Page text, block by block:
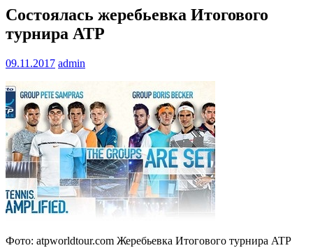
Состоялась жеребьевка Итогового
турнира ATP
09.11.2017 admin
Фото: atpworldtour.com Жеребьевка Итогового турнира ATP